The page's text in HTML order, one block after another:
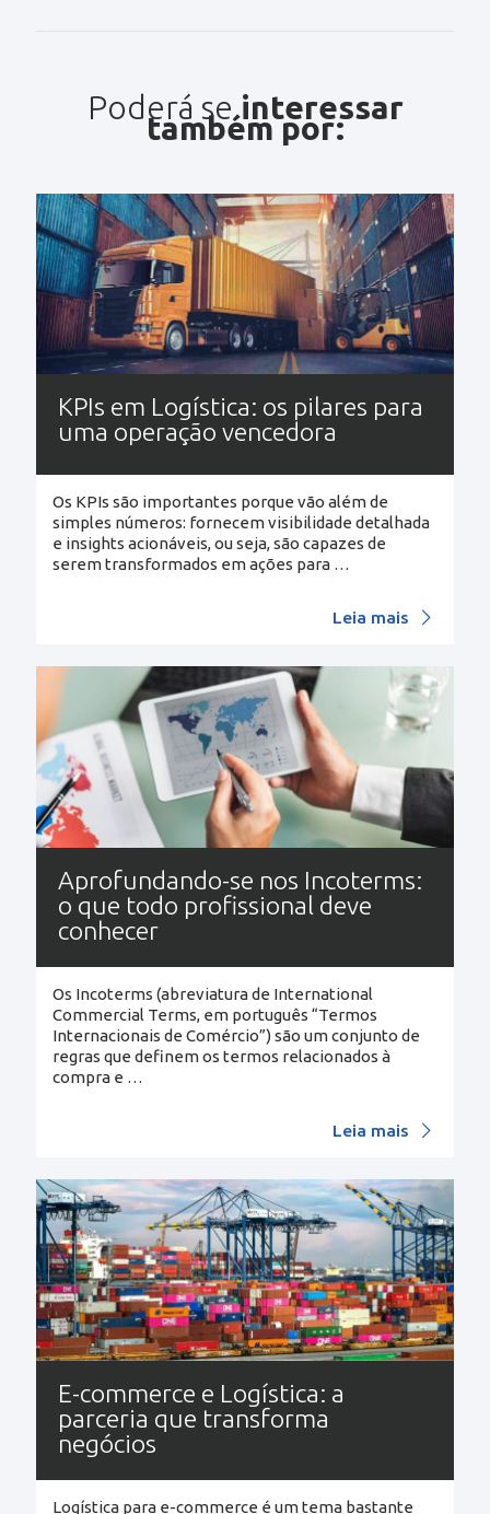
Poderá seinteressar
também por:
KPIs em Logística: os pilares para
uma operação vencedora
Os KPIs são importantes porque vão além de
simples números: fornecem visibilidade detalhada
e insights acionáveis, ou seja, são capazes de
serem transformados em ações para …
Leia mais
Aprofundando-se nos Incoterms:
o que todo profissional deve
conhecer
Os Incoterms (abreviatura de International
Commercial Terms, em português “Termos
Internacionais de Comércio”) são um conjunto de
regras que definem os termos relacionados à
compra e …
Leia mais
E-commerce e Logística: a
parceria que transforma
negócios
Logística para e-commerce é um tema bastante